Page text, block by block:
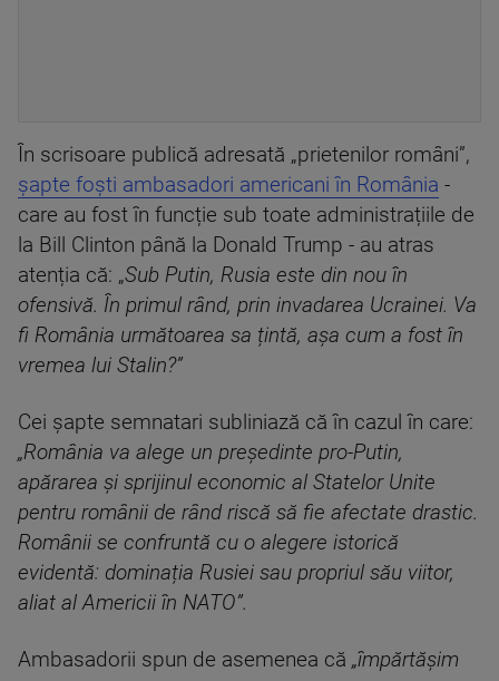
În scrisoare publică adresată „prietenilor români”,
șapte foști ambasadori americani în România -
care au fost în funcție sub toate administrațiile de
la Bill Clinton până la Donald Trump - au atras
atenția că: „Sub Putin, Rusia este din nou în
ofensivă. În primul rând, prin invadarea Ucrainei. Va
fi România următoarea sa țintă, așa cum a fost în
vremea lui Stalin?”
Cei șapte semnatari subliniază că în cazul în care:
„România va alege un președinte pro-Putin,
apărarea și sprijinul economic al Statelor Unite
pentru românii de rând riscă să fie afectate drastic.
Românii se confruntă cu o alegere istorică
evidentă: dominația Rusiei sau propriul său viitor,
aliat al Americii în NATO”.
Ambasadorii spun de asemenea că „împărtășim